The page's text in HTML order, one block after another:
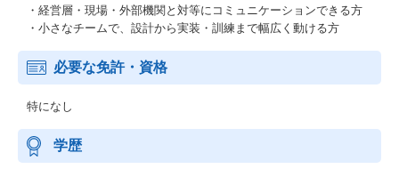
・経営層・現場・外部機関と対等にコミュニケーションできる方
・小さなチームで、設計から実装・訓練まで幅広く動ける方
必要な免許・資格
特になし
学歴